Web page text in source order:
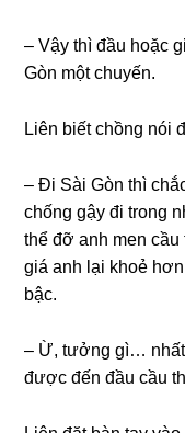
– Vậy thì đầu hoặc
Gòn một chuyến.
Liên biết chồng nói
– Đi Sài Gòn thì
chống gậy đi trong
thể đỡ anh men
giá anh lại khoẻ
bậc.
– Ừ, tưởng gì… nhất
được đến đầu cầu